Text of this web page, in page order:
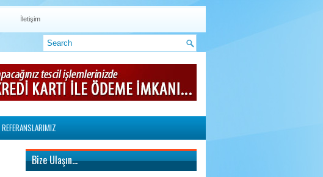
İletişim
REFERANSLARIMIZ
Bize Ulaşın…